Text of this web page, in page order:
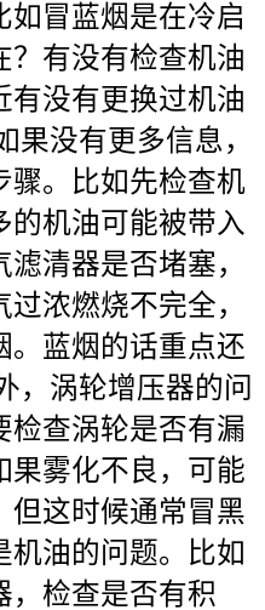
如冒蓝烟是在冷启
？有没有检查机油
有没有更换过机油
果没有更多信息，
骤。比如先检查机
的机油可能被带入
清器是否堵塞，
浓燃烧不完全，
。蓝烟的话重点还
，涡轮增压器的问
检查涡轮是否有漏
果雾化不良，可能
但这时候通常冒黑
机油的问题。比如
，检查是否有积